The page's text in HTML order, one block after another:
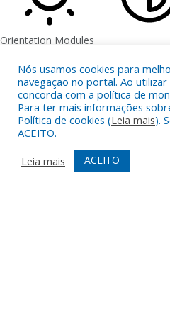
Orientation Modules
READING LINE
Nós usamos cookies para
navegação no portal. Ao
concorda com a política de
Para ter mais informações
Política de cookies (Leia mais).
ACEITO.
Leia mais
ACEITO